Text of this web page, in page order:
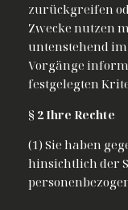
zurückgreifen
Zwecke nutzen
untenstehend
Vorgänge
festgelegten
§ 2 Ihre Rechte
(1) Sie haben
hinsichtlich der